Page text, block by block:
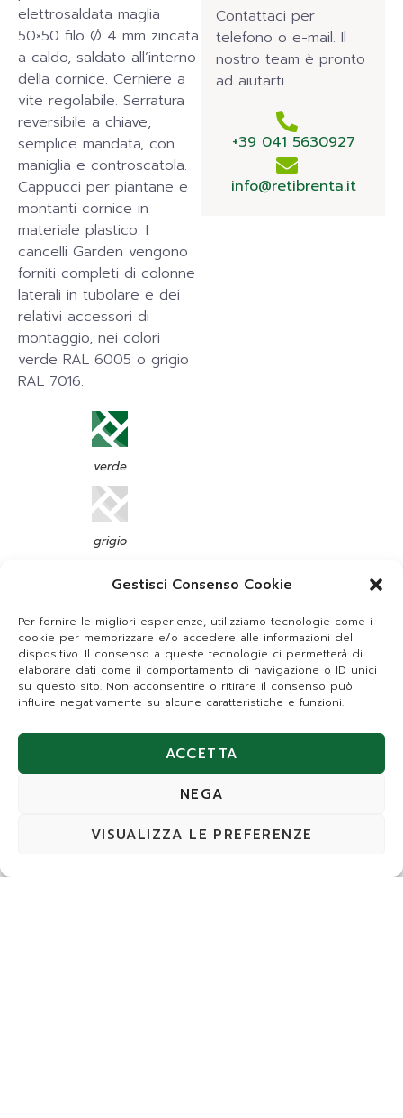
Gestisci Consenso Cookie
Per fornire le migliori esperienze, utilizziamo tecnologie come i
cookie per memorizzare e/o accedere alle informazioni del
dispositivo. Il consenso a queste tecnologie ci permetterà di
elaborare dati come il comportamento di navigazione o ID unici
su questo sito. Non acconsentire o ritirare il consenso può
influire negativamente su alcune caratteristiche e funzioni.
ACCETTA
NEGA
VISUALIZZA LE PREFERENZE
elettrosaldata maglia
50×50 filo Ø 4 mm zincata
a caldo, saldato all’interno
della cornice. Cerniere a
vite regolabile. Serratura
reversibile a chiave,
semplice mandata, con
maniglia e controscatola.
Cappucci per piantane e
montanti cornice in
materiale plastico. I
cancelli Garden vengono
forniti completi di colonne
laterali in tubolare e dei
relativi accessori di
montaggio, nei colori
verde RAL 6005 o grigio
RAL 7016.
verde
grigio
CANCELLI GARDEN
PEDONALI
CANCELLI GARDEN
A DUE ANTE
Contattaci per
telefono o e-mail. Il
nostro team è pronto
ad aiutarti.
+39 041 5630927
info@retibrenta.it